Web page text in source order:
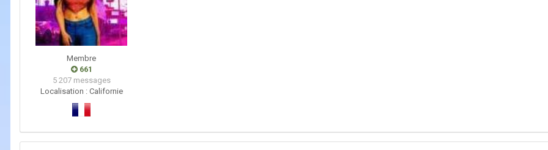
Membre
661
5 207 messages
Localisation : Californie